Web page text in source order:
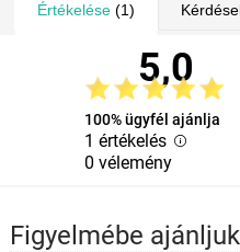
Értékelése(1)
5,0
100% ügyfél ajánlja
1 értékelés
0 vélemény
Figyelmébe ajánljuk